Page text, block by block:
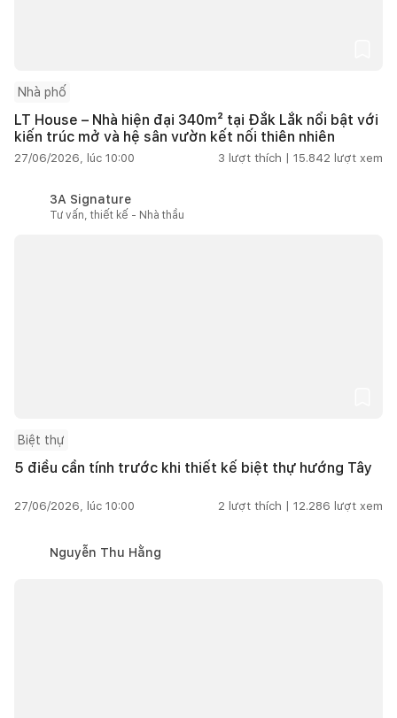
Nhà phố
LT House – Nhà hiện đại 340m² tại Đắk Lắk nổi bật với
kiến trúc mở và hệ sân vườn kết nối thiên nhiên
27/06/2026, lúc 10:00 3 lượt thích | 15.842 lượt xem
3A Signature
Tư vấn, thiết kế - Nhà thầu
Biệt thự
5 điều cần tính trước khi thiết kế biệt thự hướng Tây
27/06/2026, lúc 10:00 2 lượt thích | 12.286 lượt xem
Nguyễn Thu Hằng